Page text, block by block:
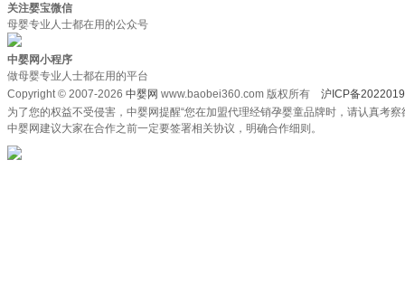
关注婴宝微信
母婴专业人士都在用的公众号
中婴网小程序
做母婴专业人士都在用的平台
Copyright © 2007-2026 中婴网 www.baobei360.com 版权所有 沪ICP备
为了您的权益不受侵害，中婴网提醒“您在加盟代理经销孕婴童品牌时，请认真考
中婴网建议大家在合作之前一定要签署相关协议，明确合作细则。